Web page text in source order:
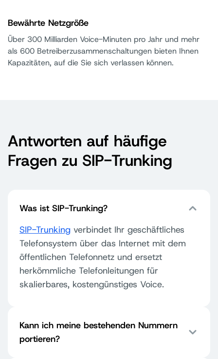
Bewährte Netzgröße
Über 300 Milliarden Voice-Minuten pro Jahr und mehr
als 600 Betreiberzusammenschaltungen bieten Ihnen
Kapazitäten, auf die Sie sich verlassen können.
Antworten auf häufige
Fragen zu SIP-Trunking
Was ist SIP-Trunking?
SIP-Trunking verbindet Ihr geschäftliches
Telefonsystem über das Internet mit dem
öffentlichen Telefonnetz und ersetzt
herkömmliche Telefonleitungen für
skalierbares, kostengünstiges Voice.
Kann ich meine bestehenden Nummern
portieren?